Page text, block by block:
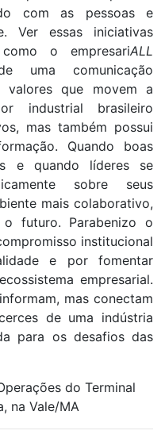
com as pessoas e
Ver essas iniciativas
o empresariALL
uma comunicação
valores que movem a
industrial brasileiro
mas também possui
Quando boas
e quando líderes se
sobre seus
mais colaborativo,
futuro. Parabenizo o
institucional
e por fomentar
empresarial.
mas conectam
de uma indústria
para os desafios das
do Terminal
na Vale/MA